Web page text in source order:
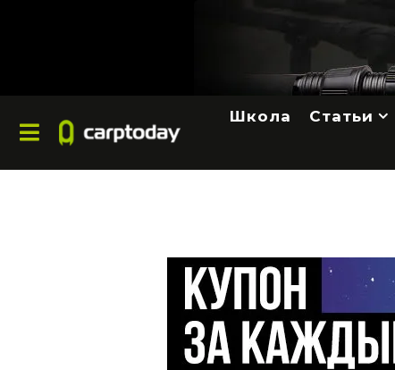
Школа Статьи